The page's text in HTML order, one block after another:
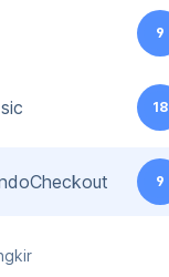
9
18
9